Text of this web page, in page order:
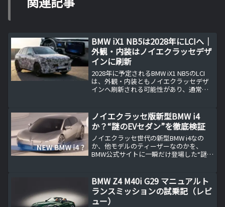
BMW iX1 NB5は2028年にLCIへ｜
外観・内装はノイエクラッセデザ
インに刷新
2028年に予定されるBMW iX1 NB5のLCI
は、外観・内装ともノイエクラッセデザ
インへ刷新される可能性があり、通常の
理し、なぜiX1で次世代デザインを先行投
入するのかをBMWファン目線で考察。買
い替え検討に役立つ判断材料をまとめま
す。
ノイエクラッセ版新型BMW i4
か？“謎のEVセダン”を徹底検証
ノイエクラッセ世代の新型BMW i4なの
か、他モデルのティーザーなのかを、
BMW公式サイトに一瞬だけ登場した“謎の
平易に解説。次期i4の可能性とBMWのEV
戦略を要点整理で素早く理解できます。
BMW Z4 M40i G29 マニュアルト
ランスミッションの試乗記（レビ
ュー）